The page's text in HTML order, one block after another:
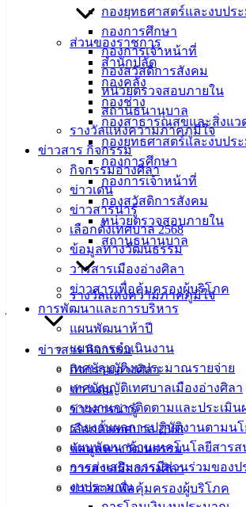
กองยุทธศาสตร์และงบปร
กองการศึกษา
กองการเจ้าหน้าที่
กองสวัสดิการสังคม
หน่วยตรวจสอบภายใน
สถานธนานุบาล
รางวัลแห่งความภาคภูมิใจ
ข่าวสาร กิจกรรม
กิจกรรมอ่างศิลา
ข่าวเด่น
ข่าวสารน่ารู้
เลือกตั้งเทศบาล 2568
ข้อมูลทางวัฒนธรรม
วารสารเมืองอ่างศิลา
ข่าวสารเพื่อคุ้มครองผู้บริโภค
การพัฒนาและการบริหาร
แผนพัฒนาห้าปี
แผนการดำเนินงาน
เทศบัญญัติงบประมาณรายจ่าย
เทศบัญญัติเทศบาลเมืองอ่างศิลา
รายงานการติดตามและประเมิน
รายงานผลการปฏิบัติงานตามน
แผนพัฒนาด้านเทคโนโลยีสารส
การส่งเสริมการมีส่วนร่วมของ
งบประมาณ
ส่วนของราชการ
สำนักปลัด
กองคลัง
กองช่าง
กองสาธารณสุขและสิ่งแว
กองยุทธศาสตร์และงบปร
กองการศึกษา
กองการเจ้าหน้าที่
กองสวัสดิการสังคม
หน่วยตรวจสอบภายใน
สถานธนานุบาล
รางวัลแห่งความภาคภูมิใจ
ข่าวสาร กิจกรรม
กิจกรรมอ่างศิลา
ข่าวเด่น
ข่าวสารน่ารู้
เลือกตั้งเทศบาล 2568
ข้อมูลทางวัฒนธรรม
วารสารเมืองอ่างศิลา
ข่าวสารเพื่อคุ้มครองผู้บริโภค
สืบเนื่องจากปัจจุบันประเทศไทยได้ก้าวเข้าสู่
สมบูรณ์ ซึ่งส่งผลกระทบโดยตรงต่อภาระด้า
เฉพาะแนวโน้มการเจ็บป่วยด้วยกลุ่มโรคไม่ติ
เช่น โรคเบาหวาน และโรคความดันโลหิตสู
อย่างต่อเนื่อง อันมีปัจจัยหลักมาจากพฤติกร
ถูกต้องตามหลักโภชนาการ งานส่งเสริมสุขภ
สาธารณสุขและสิ่งแวดล้อม เทศบาลเมืองอ่า
โครงการดังกล่าวขึ้น เพื่อสร้างความรอบรู้เ
ถึงความสำคัญของโภชนาการในการป้องกั
ตลอดจนส่งเสริมให้ผู้สูงอายุสามารถเลือกส
และประยุกต์ใช้เมนูสุขภาพและสมุนไพรในวิ
อย่างเป็นรูปธรรม
การดำเนินโครงการในครั้งนี้ กำหนดจัดขึ้นร
พฤษภาคม 2569 ประกอบด้วย กิจกรรมการอ
ณ อาคารอเนกประสงค์เทศบาลเมืองอ่างศิล
ไปศึกษาดูงานด้านนวัตกรรมอาหาร
จันทบุรี และจังหวัดระยอง โดยมีกลุ่มเป้าหมา
ประกอบด้วย สมาชิกชมรมผู้สูงอายุ จากทั้ง 4
หน้าที่เทศบาลเมืองอ่างศิลา รวมทั้งสิ้น 250 ค
เทศบาลเมืองอ่างศิลา มุ่งหวังเป็นอย่างยิ่งว่า
ความรู้ในครั้งนี้ จะช่วยสร้างเครือข่ายแกน
เรียนเพื่อขยายผลสู่ชุมชนอย่างยั่งยืน อันจะเ
ในการสร้างวัฒนธรรมความปลอดภัยด้านสุ
ประชาชนในเขตพื้นที่เทศบาลเมืองอ่างศิลาสื